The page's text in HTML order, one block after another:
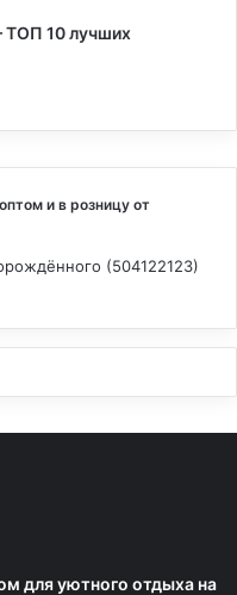
ТОП 10 лучших
и в розницу от
(504122123)
для уютного отдыха на